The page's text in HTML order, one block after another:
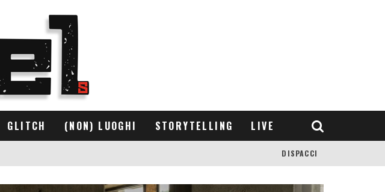
GLITCH (NON) LUOGHI STORYTELLING LIVE
DISPACCI